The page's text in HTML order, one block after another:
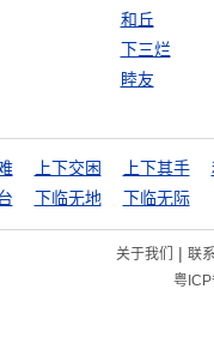
和丘
下三烂
睦友
上下交困 上下其手
下临无地 下临无际
关于我们 | 联
粤